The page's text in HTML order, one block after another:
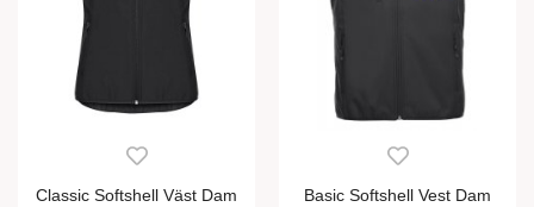
Classic Softshell Väst Dam
Basic Softshell Vest Dam